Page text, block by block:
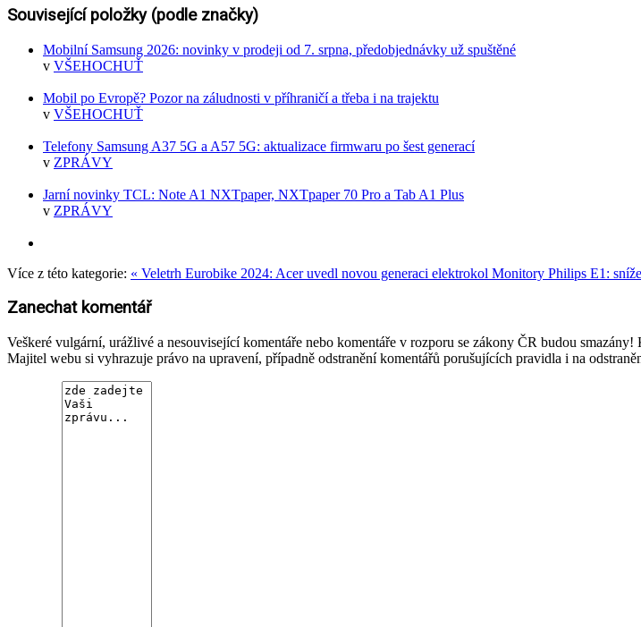
Související položky (podle značky)
Mobilní Samsung 2026: novinky v prodeji od 7. srpna, předobjednávky už spuštěné
v VŠEHOCHUŤ
Mobil po Evropě? Pozor na záludnosti v příhraničí a třeba i na trajektu
v VŠEHOCHUŤ
Telefony Samsung A37 5G a A57 5G: aktualizace firmwaru po šest generací
v ZPRÁVY
Jarní novinky TCL: Note A1 NXTpaper, NXTpaper 70 Pro a Tab A1 Plus
v ZPRÁVY
Více z této kategorie: « Veletrh Eurobike 2024: Acer uvedl novou generaci elektrokol Monitory Philips E1:
Zanechat komentář
Veškeré vulgární, urážlivé a nesouvisející komentáře nebo komentáře v rozporu se zákony ČR budou
Majitel webu si vyhrazuje právo na upravení, případně odstranění komentářů porušujících pravidla i na